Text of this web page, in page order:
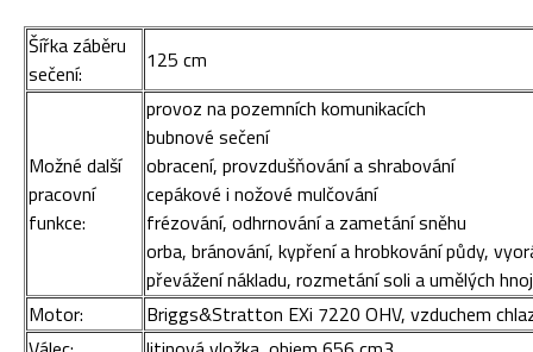
Šířka záběru
sečení:
125 cm
Možné další
pracovní
funkce:
provoz na pozemních komunikacích
bubnové sečení
obracení, provzdušňování a shrabování
cepákové i nožové mulčování
frézování, odhrnování a zametání sněhu
orba, bránování, kypření a hrobkování půdy,
převážení nákladu, rozmetání soli a umělých
Motor:
Briggs&Stratton EXi 7220 OHV, vzduchem